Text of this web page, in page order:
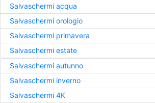
Salvaschermi acqua
Salvaschermi orologio
Salvaschermi primavera
Salvaschermi estate
Salvaschermi autunno
Salvaschermi inverno
Salvaschermi 4K